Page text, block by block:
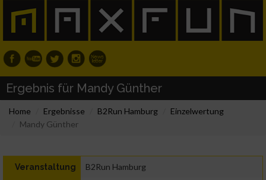
Ergebnis für Mandy Günther
Home Ergebnisse B2Run Hamburg
Einzelwertung
Mandy Günther
Veranstaltung B2Run Hamburg